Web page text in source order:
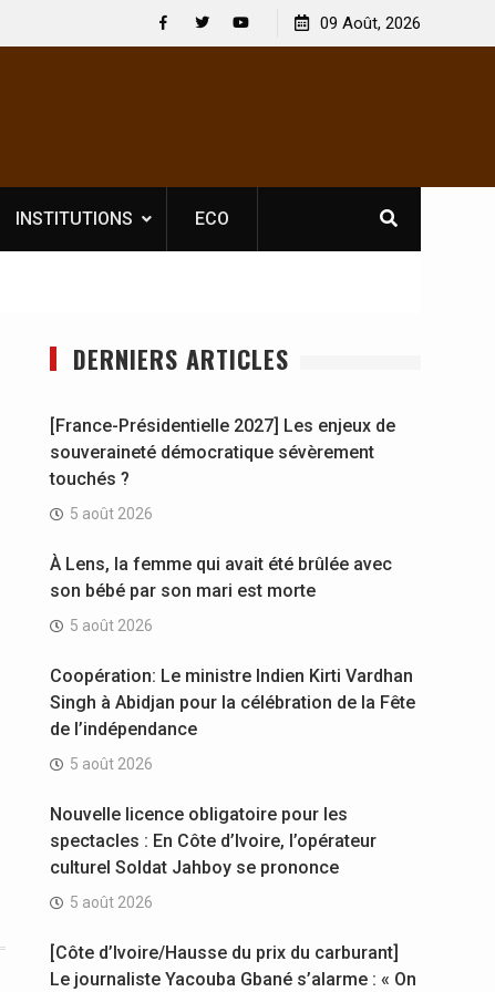
Nouvelle licence obligatoire pour les spectacles : En
Côte d’Ivoire, l’opérateur culturel Soldat Jahboy se
09 Août, 2026
INSTITUTIONS ECO
DERNIERS ARTICLES
[France-Présidentielle 2027] Les enjeux de
souveraineté démocratique sévèrement
touchés ?
5 août 2026
À Lens, la femme qui avait été brûlée avec
son bébé par son mari est morte
5 août 2026
Coopération: Le ministre Indien Kirti Vardhan
Singh à Abidjan pour la célébration de la Fête
de l’indépendance
5 août 2026
Nouvelle licence obligatoire pour les
spectacles : En Côte d’Ivoire, l’opérateur
culturel Soldat Jahboy se prononce
5 août 2026
[Côte d’Ivoire/Hausse du prix du carburant]
Le journaliste Yacouba Gbané s’alarme : « On